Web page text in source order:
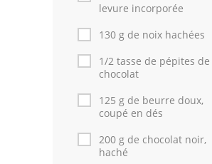
Cuisine Algérienne
Cuisine Juive
Cuisine Libanaise
Articles
levure incorporée
130 g de noix hachées
1/2 tasse de pépites de
chocolat
125 g de beurre doux,
coupé en dés
200 g de chocolat noir,
haché